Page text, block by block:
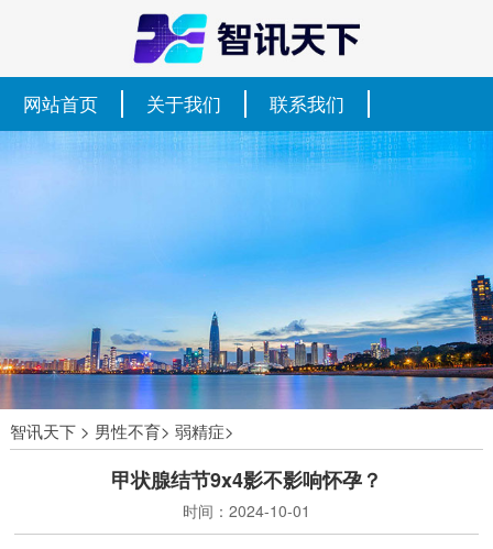
网站首页 关于我们 联系我们
智讯天下> 男性不育> 弱精症>
甲状腺结节9x4影不影响怀孕？
时间：2024-10-01